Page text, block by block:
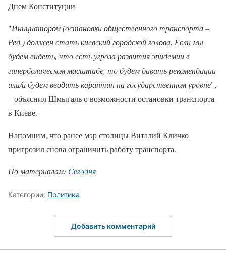
Днем Конституции
"Инициатором (остановки общественного транспорта –
Ред.) должен стать киевский городской голова. Если мы
будем видеть, что есть угроза развития эпидемии в
гиперболическом масштабе, то будем давать рекомендации
или/и будем вводить карантин на государственном уровне",
– объяснил Шмыгаль о возможности остановки транспорта
в Киеве.
Напомним, что ранее мэр столицы Виталий Кличко
пригрозил снова ограничить работу транспорта.
По материалам: Сегодня
Категории: Политика
Добавить комментарий